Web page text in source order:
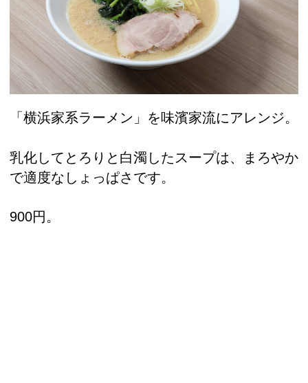
「横浜家系ラーメン」を味濱家流にアレンジ。
乳化してとろりと白濁したスープは、まろやか
で適度なしょっぱさです。
900円。